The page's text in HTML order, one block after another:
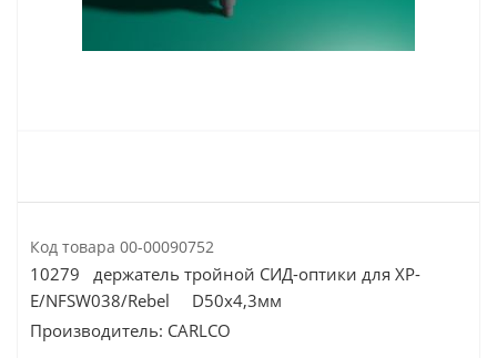
Код товара 00-00090752
10279 держатель тройной СИД-оптики для XP-
E/NFSW038/Rebel D50х4,3мм
Производитель: CARLCO